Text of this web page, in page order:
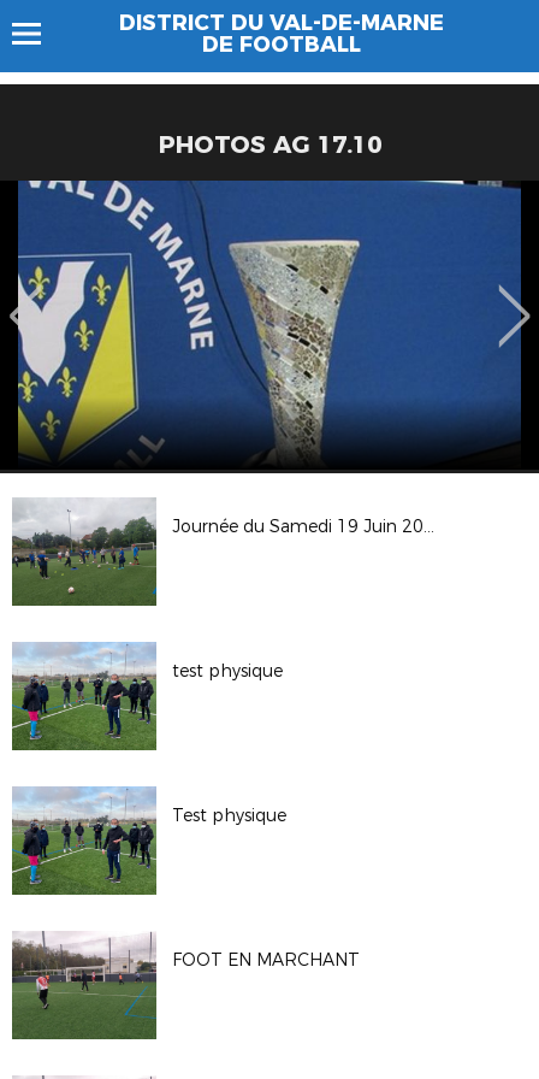
DISTRICT DU VAL-DE-MARNE
DE FOOTBALL
PHOTOS AG 17.10
Journée du Samedi 19 Juin 2021
test physique
Test physique
FOOT EN MARCHANT